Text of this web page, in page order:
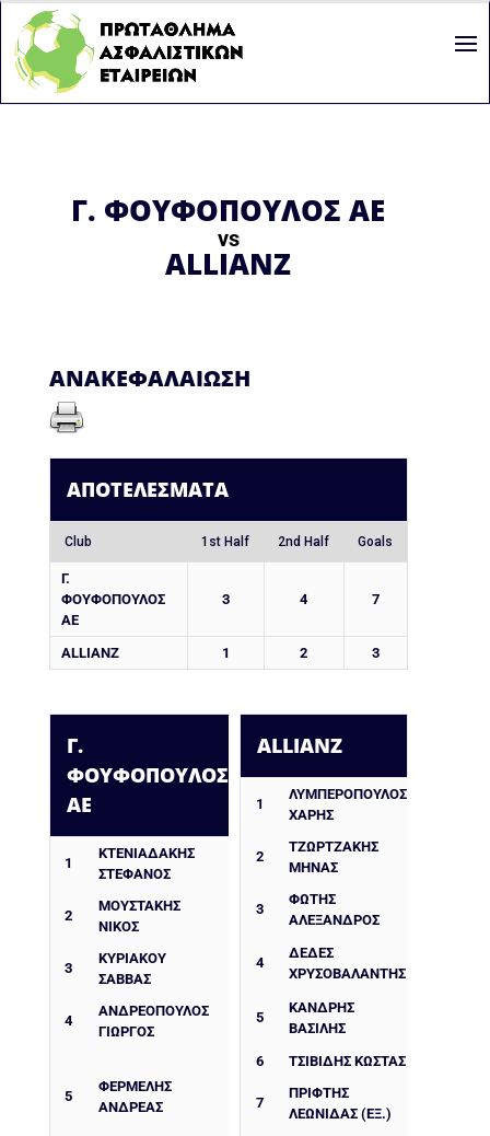
Γ. ΦΟΥΦΟΠΟΥΛΟΣ ΑΕ
vs
ALLIANZ
ΑΝΑΚΕΦΑΛΑΊΩΣΗ
ΑΠΟΤΕΛΈΣΜΑΤΑ
Club 1st Half 2nd Half Goals
Γ.
ΦΟΥΦΟΠΟΥΛΟΣ
ΑΕ
3 4 7
ALLIANZ 1 2 3
Γ.
ΦΟΥΦΟΠΟΥΛΟΣ
ΑΕ
1
ΚΤΕΝΙΑΔΑΚΗΣ
ΣΤΕΦΑΝΟΣ
2
ΜΟΥΣΤΑΚΗΣ
ΝΙΚΟΣ
3
ΚΥΡΙΑΚΟΥ
ΣΑΒΒΑΣ
4
ΑΝΔΡΕΟΠΟΥΛΟΣ
ΓΙΩΡΓΟΣ
5
ΦΕΡΜΕΛΗΣ
ΑΝΔΡΕΑΣ
ALLIANZ
1
ΛΥΜΠΕΡΟΠΟΥΛΟΣ
ΧΑΡΗΣ
2
ΤΖΩΡΤΖΑΚΗΣ
ΜΗΝΑΣ
3
ΦΩΤΗΣ
ΑΛΕΞΑΝΔΡΟΣ
4
ΔΈΔΕΣ
ΧΡΥΣΟΒΑΛΆΝΤΗΣ
5
ΚΑΝΔΡΗΣ
ΒΑΣΙΛΗΣ
6
ΤΣΙΒΙΔΗΣ ΚΩΣΤΑΣ
7
ΠΡΙΦΤΗΣ
ΛΕΩΝΙΔΑΣ (ΕΞ.)